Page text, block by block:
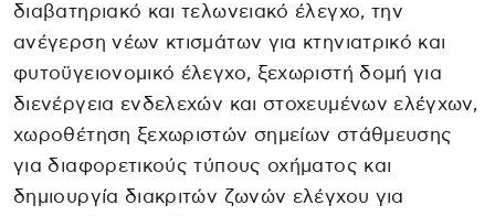
διαβατηριακό και τελωνειακό έλεγχο, την
ανέγερση νέων κτισμάτων για κτηνιατρικό και
φυτοϋγειονομικό έλεγχο, ξεχωριστή δομή για
διενέργεια ενδελεχών και στοχευμένων ελέγχων,
χωροθέτηση ξεχωριστών σημείων στάθμευσης
για διαφορετικούς τύπους οχήματος και
δημιουργία διακριτών ζωνών ελέγχου για